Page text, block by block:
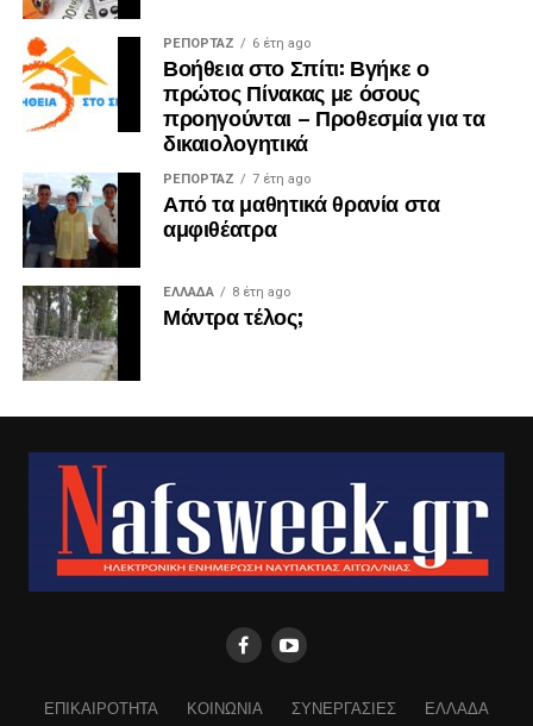
ΡΕΠΟΡΤΑΖ 6 έτη ago
Βοήθεια στο Σπίτι: Βγήκε ο
πρώτος Πίνακας με όσους
προηγούνται – Προθεσμία για τα
δικαιολογητικά
ΡΕΠΟΡΤΑΖ 7 έτη ago
Από τα μαθητικά θρανία στα
αμφιθέατρα
ΕΛΛΑΔΑ 8 έτη ago
Μάντρα τέλος;
ΕΠΙΚΑΙΡΟΤΗΤΑ ΚΟΙΝΩΝΙΑ ΣΥΝΕΡΓΑΣΙΕΣ ΕΛΛΑΔΑ